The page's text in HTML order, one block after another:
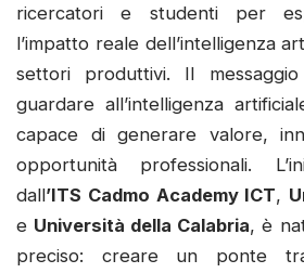
ricercatori e studenti per
l’impatto reale dell’intelligenza
settori produttivi. Il
guardare all’intelligenza
capace di generare valore,
opportunità professionali.
dall’ITS Cadmo Academy ICT,
e Università della Calabria, è
preciso: creare un ponte